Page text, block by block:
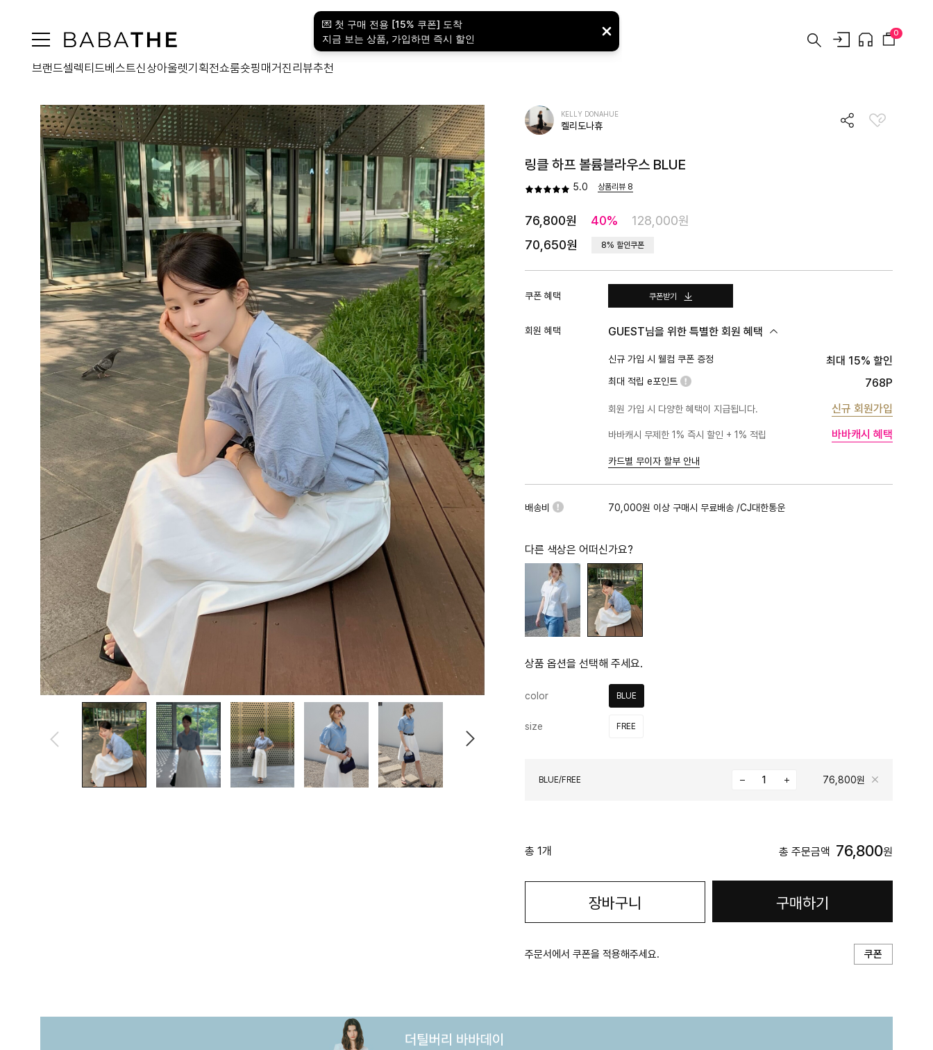
0
브랜드셀렉티드베스트신상아울렛기획전쇼룸숏핑 매거진 리뷰추천
KELLY DONAHUE
켈리도나휴
링클 하프 볼륨블라우스 BLUE
5.0 상품리뷰 8
76,800원 40%
128,000원
70,650원
8% 할인쿠폰
쿠폰 혜택 쿠폰받기
회원 혜택 GUEST님을 위한 특별한 회원 혜택
신규 가입 시 웰컴 쿠폰 증정 최대 15% 할인
최대 적립 e포인트
PLATINUM
1%
BLACK
768P
회원 가입 시 다양한 혜택이 지급됩니다. 신규 회원가입
바바캐시 무제한 1% 즉시 할인 + 1% 적립 바바캐시 혜택
카드별 무이자 할부 안내
배송비 70,000원 이상 구매시 무료배송 /CJ대한통운
다른 색상은 어떠신가요?
상품 옵션을 선택해 주세요.
color BLUE
size FREE
BLUE/FREE 76,800원
총 1개 총 주문금액 76,800원
장바구니 구매하기
주문서에서 쿠폰을 적용해주세요. 쿠폰